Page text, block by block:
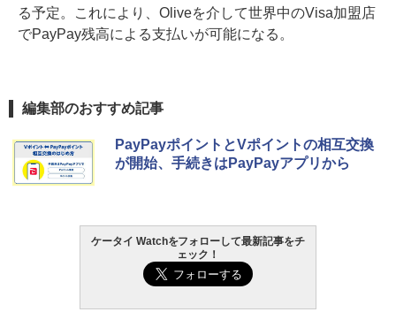
る予定。これにより、Oliveを介して世界中のVisa加盟店
でPayPay残高による支払いが可能になる。
編集部のおすすめ記事
PayPayポイントとVポイントの相互交換
が開始、手続きはPayPayアプリから
ケータイ Watchをフォローして最新記事をチ
ェック！